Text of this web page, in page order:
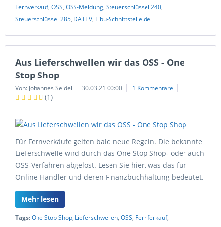
Fernverkauf, OSS, OSS-Meldung, Steuerschlüssel 240,
Steuerschlüssel 285, DATEV, Fibu-Schnittstelle.de
Aus Lieferschwellen wir das OSS - One
Stop Shop
Von: Johannes Seidel 30.03.21 00:00 1 Kommentare
(1)
Für Fernverkäufe gelten bald neue Regeln. Die bekannte
Lieferschwelle wird durch das One Stop Shop- oder auch
OSS-Verfahren abgelöst. Lesen Sie hier, was das für
Online-Händler und deren Finanzbuchhaltung bedeutet.
Mehr lesen
Tags:One Stop Shop, Lieferschwellen, OSS, Fernferkauf,